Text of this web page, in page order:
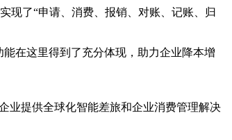
现了“申请、消费、报销、对账、记账、归
在这里得到了充分体现，助力企业降本增
业提供全球化智能差旅和企业消费管理解决